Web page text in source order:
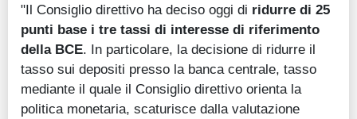
"Il Consiglio direttivo ha deciso oggi di ridurre di 25
punti base i tre tassi di interesse di riferimento
della BCE. In particolare, la decisione di ridurre il
tasso sui depositi presso la banca centrale, tasso
mediante il quale il Consiglio direttivo orienta la
politica monetaria, scaturisce dalla valutazione